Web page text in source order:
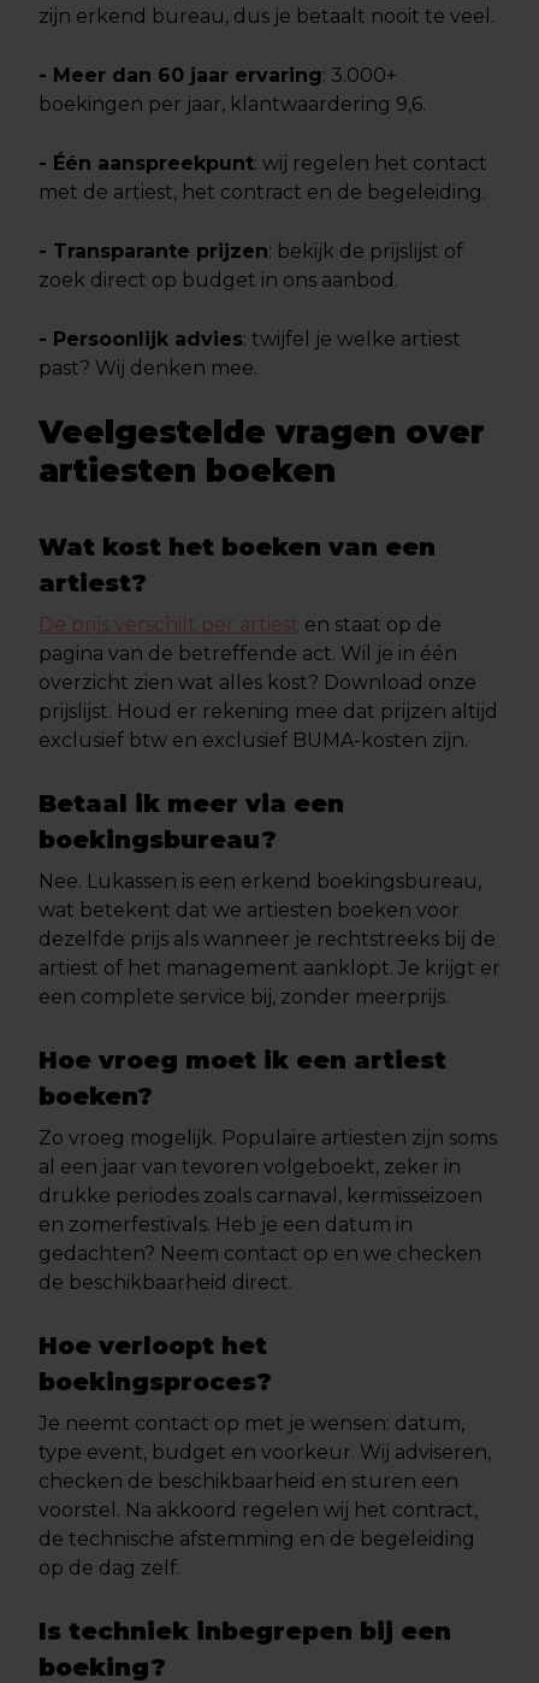
zijn erkend bureau, dus je betaalt nooit te veel.
- Meer dan 60 jaar ervaring: 3.000+
boekingen per jaar, klantwaardering 9,6.
- Één aanspreekpunt: wij regelen het contact
met de artiest, het contract en de begeleiding.
- Transparante prijzen: bekijk de prijslijst of
zoek direct op budget in ons aanbod.
- Persoonlijk advies: twijfel je welke artiest
past? Wij denken mee.
Veelgestelde vragen over
artiesten boeken
Wat kost het boeken van een
artiest?
De prijs verschilt per artiest en staat op de
pagina van de betreffende act. Wil je in één
overzicht zien wat alles kost? Download onze
prijslijst. Houd er rekening mee dat prijzen altijd
exclusief btw en exclusief BUMA-kosten zijn.
Betaal ik meer via een
boekingsbureau?
Nee. Lukassen is een erkend boekingsbureau,
wat betekent dat we artiesten boeken voor
dezelfde prijs als wanneer je rechtstreeks bij de
artiest of het management aanklopt. Je krijgt er
een complete service bij, zonder meerprijs.
Hoe vroeg moet ik een artiest
boeken?
Zo vroeg mogelijk. Populaire artiesten zijn soms
al een jaar van tevoren volgeboekt, zeker in
drukke periodes zoals carnaval, kermisseizoen
en zomerfestivals. Heb je een datum in
gedachten? Neem contact op en we checken
de beschikbaarheid direct.
Hoe verloopt het
boekingsproces?
Je neemt contact op met je wensen: datum,
type event, budget en voorkeur. Wij adviseren,
checken de beschikbaarheid en sturen een
voorstel. Na akkoord regelen wij het contract,
de technische afstemming en de begeleiding
op de dag zelf.
Is techniek inbegrepen bij een
boeking?